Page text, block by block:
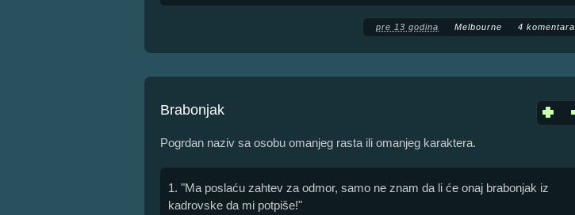
pre 13 godina Melbourne 4 komentara
Brabonjak
Pogrdan naziv sa osobu omanjeg rasta ili omanjeg karaktera.
1. "Ma poslaću zahtev za odmor, samo ne znam da li će onaj brabonjak iz
kadrovske da mi potpiše!"